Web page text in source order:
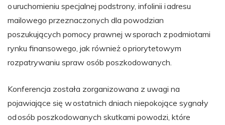
o uruchomieniu specjalnej podstrony, infolinii i adresu
mailowego przeznaczonych dla powodzian
poszukujących pomocy prawnej w sporach z podmiotami
rynku finansowego, jak również o priorytetowym
rozpatrywaniu spraw osób poszkodowanych.
Konferencja została zorganizowana z uwagi na
pojawiające się w ostatnich dniach niepokojące sygnały
od osób poszkodowanych skutkami powodzi, które